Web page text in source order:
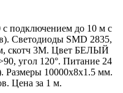
с подключением до 10 м с
Светодиоды SMD 2835,
скотч 3M. Цвет БЕЛЫЙ
угол 120°. Питание 24
Размеры 10000x8x1.5 мм.
Цена за 1 м.